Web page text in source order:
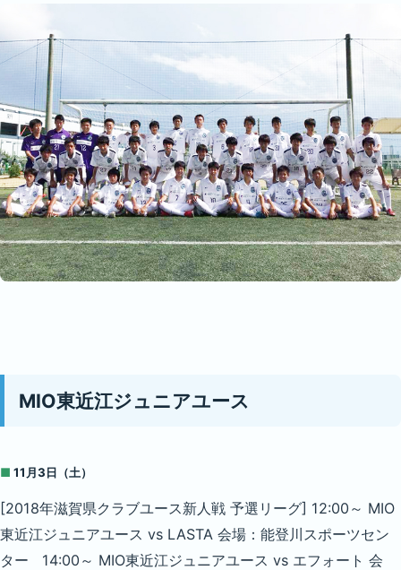
MIO東近江ジュニアユース
■ 11月3日（土）
[2018年滋賀県クラブユース新人戦 予選リーグ] 12:00～ MIO
東近江ジュニアユース vs LASTA 会場：能登川スポーツセン
ター 14:00～ MIO東近江ジュニアユース vs エフォート 会